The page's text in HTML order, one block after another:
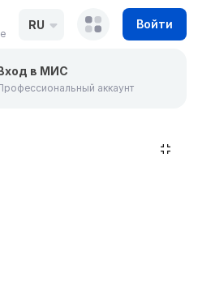
RU Войти
в МИС
аккаунт